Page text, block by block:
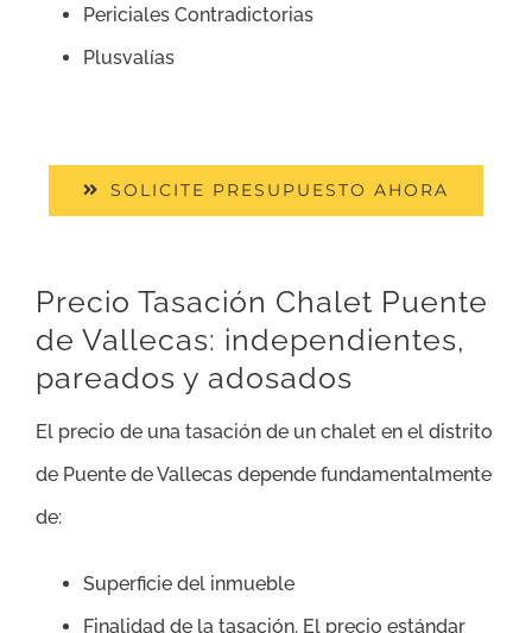
Periciales Contradictorias
Plusvalías
SOLICITE PRESUPUESTO AHORA
Precio Tasación Chalet Puente
de Vallecas: independientes,
pareados y adosados
El precio de una tasación de un chalet en el distrito
de Puente de Vallecas depende fundamentalmente
de:
Superficie del inmueble
Finalidad de la tasación. El precio estándar